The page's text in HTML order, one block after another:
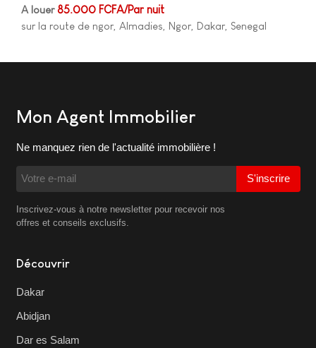
A louer85.000 FCFA/Par nuit
sur la route de ngor, Almadies, Ngor, Dakar, Senegal
Mon Agent Immobilier
Ne manquez rien de l'actualité immobilière !
S'inscrire
Inscrivez-vous à notre newsletter pour recevoir nos
offres et conseils exclusifs.
Découvrir
Dakar
Abidjan
Dar es Salam